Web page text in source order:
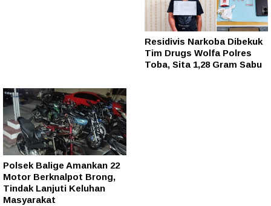
Residivis Narkoba Dibekuk
Tim Drugs Wolfa Polres
Toba, Sita 1,28 Gram Sabu
Polsek Balige Amankan 22
Motor Berknalpot Brong,
Tindak Lanjuti Keluhan
Masyarakat